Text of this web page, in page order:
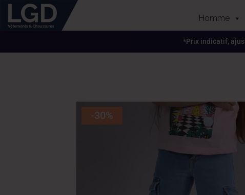
Homme
*Prix indicatif,
-30%